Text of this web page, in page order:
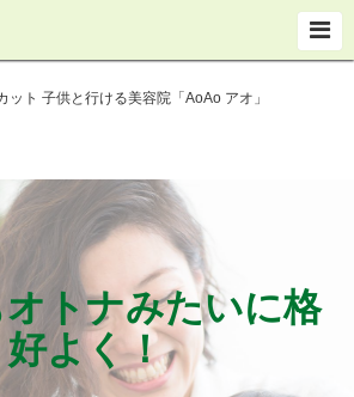
ット 子供と行ける美容院「AoAo アオ」
トナみたいに格
好よく！